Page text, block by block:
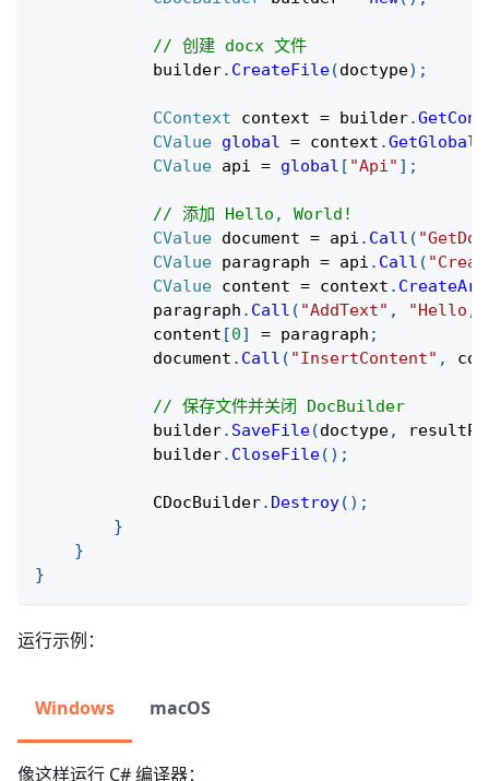
// 创建 docx 文件
            builder
. CreateFile(doctype) ;
CContext context = builder.
CValue global = context .GetGlobal
CValue api = global [ "Api" ] ;
// 添加 Hello, World!
CValue document = api . Call (
CValue paragraph = api . Call (
CValue content = context .
            paragraph
. Call ( "AddText" ,
"Hello,
            content
[0] = paragraph ;
            document
. Call ( "InsertContent" ,
// 保存文件并关闭 DocBuilder
            builder
. SaveFile(doctype,
            builder
. CloseFile( ) ;
            CDocBuilder
. Destroy( ) ;
}
}
}
运行示例：
Windows macOS
像这样运行 C# 编译器：